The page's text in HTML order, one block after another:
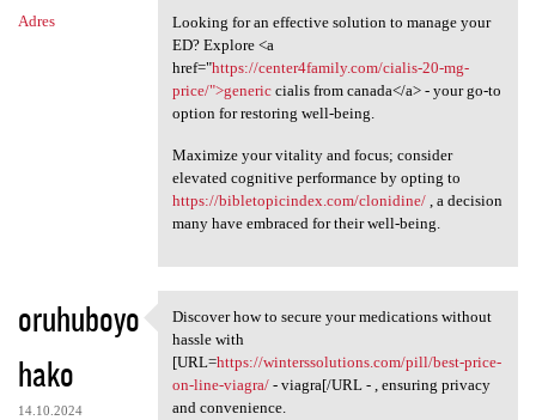
Adres
Looking for an effective solution to manage your
ED? Explore <a
href="https://center4family.com/cialis-20-mg-
price/">genericcialis from canada</a> - your go-to
option for restoring well-being.
Maximize your vitality and focus; consider
elevated cognitive performance by opting to
https://bibletopicindex.com/clonidine/, a decision
many have embraced for their well-being.
oruhuboyo
hako
14.10.2024
Discover how to secure your
Discover how to secure your medications without
hassle with
[URL=https://winterssolutions.com/pill/best-price-
on-line-viagra/- viagra[/URL - , ensuring privacy
and convenience.